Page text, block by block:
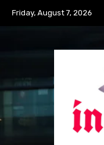
Friday, August 7, 2026